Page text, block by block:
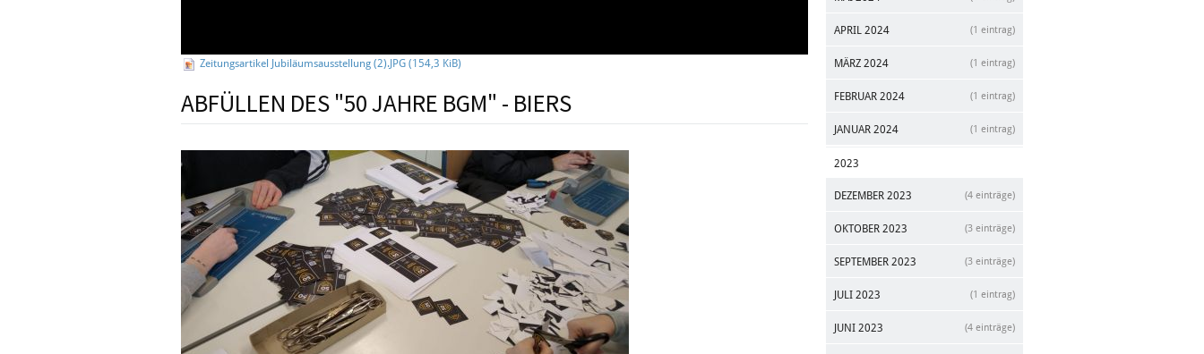
Zeitungsartikel Jubiläumsausstellung (2).JPG (154,3 KiB)
ABFÜLLEN DES "50 JAHRE BGM" - BIERS
APRIL 2024 (1 eintrag)
MÄRZ 2024 (1 eintrag)
FEBRUAR 2024 (1 eintrag)
JANUAR 2024 (1 eintrag)
2023
DEZEMBER 2023 (4 einträge)
OKTOBER 2023 (3 einträge)
SEPTEMBER 2023 (3 einträge)
JULI 2023 (1 eintrag)
JUNI 2023 (4 einträge)